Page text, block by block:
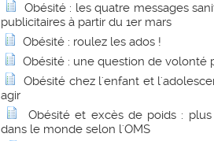
Obésité : les quatre messages
publicitaires à partir du 1er mars
Obésité : roulez les ados !
Obésité : une question de
Obésité chez l'enfant et
agir
Obésité et excès de poids :
dans le monde selon l'OMS